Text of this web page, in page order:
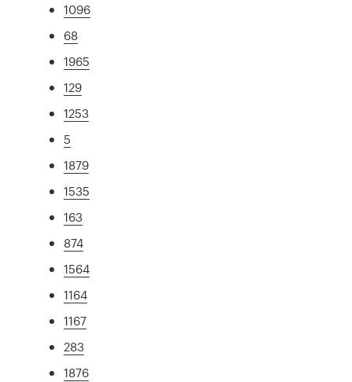
1096
68
1965
129
1253
5
1879
1535
163
874
1564
1164
1167
283
1876